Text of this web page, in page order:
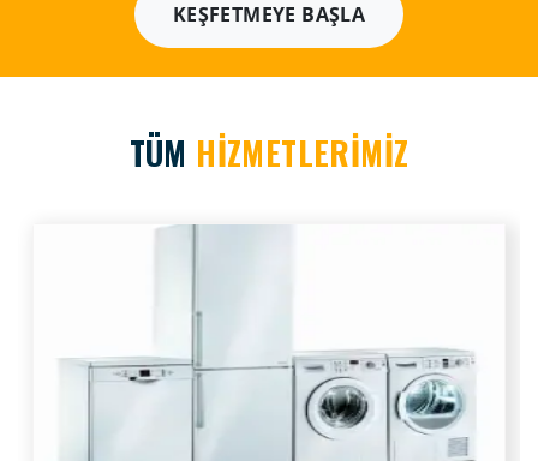
KEŞFETMEYE BAŞLA
TÜM HİZMETLERİMİZ